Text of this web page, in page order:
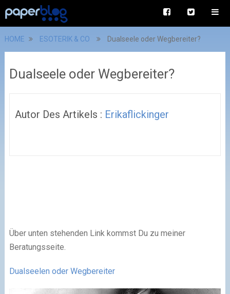
HOME ESOTERIK & CO Dualseele oder Wegbereiter?
Dualseele oder Wegbereiter?
Autor Des Artikels : Erikaflickinger
Über unten stehenden Link kommst Du zu meiner
Beratungsseite.
Dualseelen oder Wegbereiter